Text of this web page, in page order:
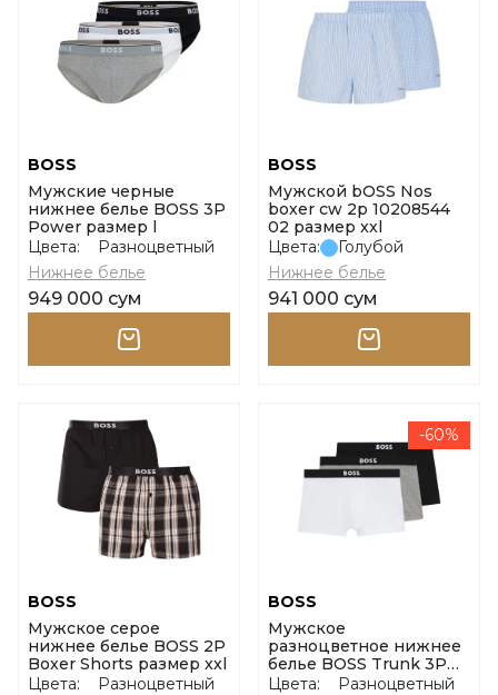
BOSS
Мужские черные
нижнее белье BOSS 3P
Power размер l
Цвета:
Разноцветный
Нижнее белье
949 000 сум
BOSS
Мужской bOSS Nos
boxer cw 2p 10208544
02 размер xxl
Цвета:
Голубой
Нижнее белье
941 000 сум
BOSS
Мужское серое
нижнее белье BOSS 2P
Boxer Shorts размер xxl
Цвета:
Разноцветный
-60%
BOSS
Мужское
разноцветное нижнее
белье BOSS Trunk 3P
Boss One размер m
Цвета:
Разноцветный